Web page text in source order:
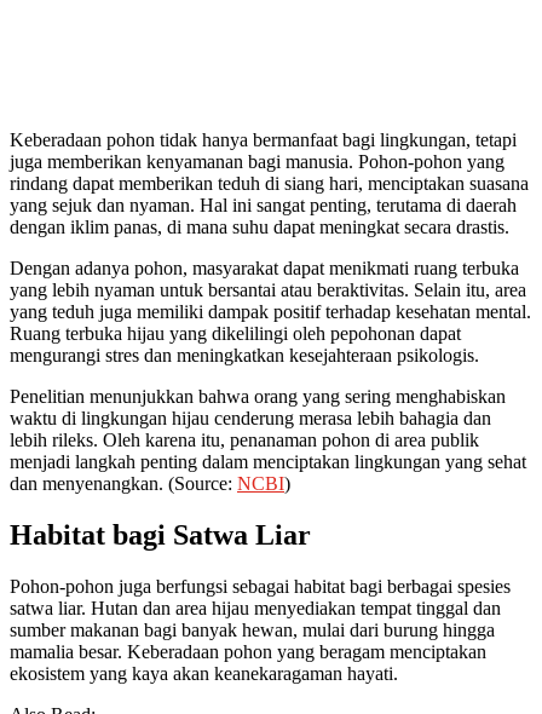
Keberadaan pohon tidak hanya bermanfaat bagi lingkungan, tetapi
juga memberikan kenyamanan bagi manusia. Pohon-pohon yang
rindang dapat memberikan teduh di siang hari, menciptakan suasana
yang sejuk dan nyaman. Hal ini sangat penting, terutama di daerah
dengan iklim panas, di mana suhu dapat meningkat secara drastis.
Dengan adanya pohon, masyarakat dapat menikmati ruang terbuka
yang lebih nyaman untuk bersantai atau beraktivitas. Selain itu, area
yang teduh juga memiliki dampak positif terhadap kesehatan mental.
Ruang terbuka hijau yang dikelilingi oleh pepohonan dapat
mengurangi stres dan meningkatkan kesejahteraan psikologis.
Penelitian menunjukkan bahwa orang yang sering menghabiskan
waktu di lingkungan hijau cenderung merasa lebih bahagia dan
lebih rileks. Oleh karena itu, penanaman pohon di area publik
menjadi langkah penting dalam menciptakan lingkungan yang sehat
dan menyenangkan. (Source: NCBI)
Habitat bagi Satwa Liar
Pohon-pohon juga berfungsi sebagai habitat bagi berbagai spesies
satwa liar. Hutan dan area hijau menyediakan tempat tinggal dan
sumber makanan bagi banyak hewan, mulai dari burung hingga
mamalia besar. Keberadaan pohon yang beragam menciptakan
ekosistem yang kaya akan keanekaragaman hayati.